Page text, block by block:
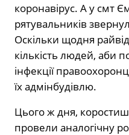
коронавірус. А у смт
рятувальників
Оскільки щодня
кількість людей, аби
інфекції
їх адмінбудівлю.
Цього ж дня,
провели аналогічну